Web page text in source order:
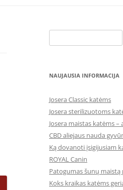
NAUJAUSIA INFORMACIJA
Josera Classic katėms
Josera sterilizuotoms
Josera maistas katėms –
CBD aliejaus nauda
Ką dovanoti įsigijusiam
ROYAL Canin
Patogumas šunų
Koks kraikas katėms